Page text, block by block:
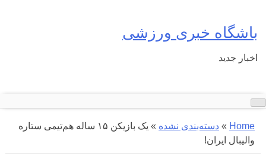
content
باشگاه خبری ورزشی
اخبار جدید
Home
» دسته‌بندی نشده »
یک بازیکن ١۵ ساله هم‌تیمی ستاره
والیبال ایران!